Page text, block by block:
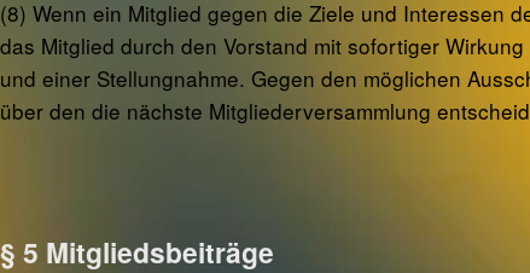
(8) Wenn ein Mitglied gegen die Ziele und Interessen
das Mitglied durch den Vorstand mit sofortiger
und einer Stellungnahme. Gegen den möglichen
über den die nächste Mitgliederversammlung
§ 5 Mitgliedsbeiträge